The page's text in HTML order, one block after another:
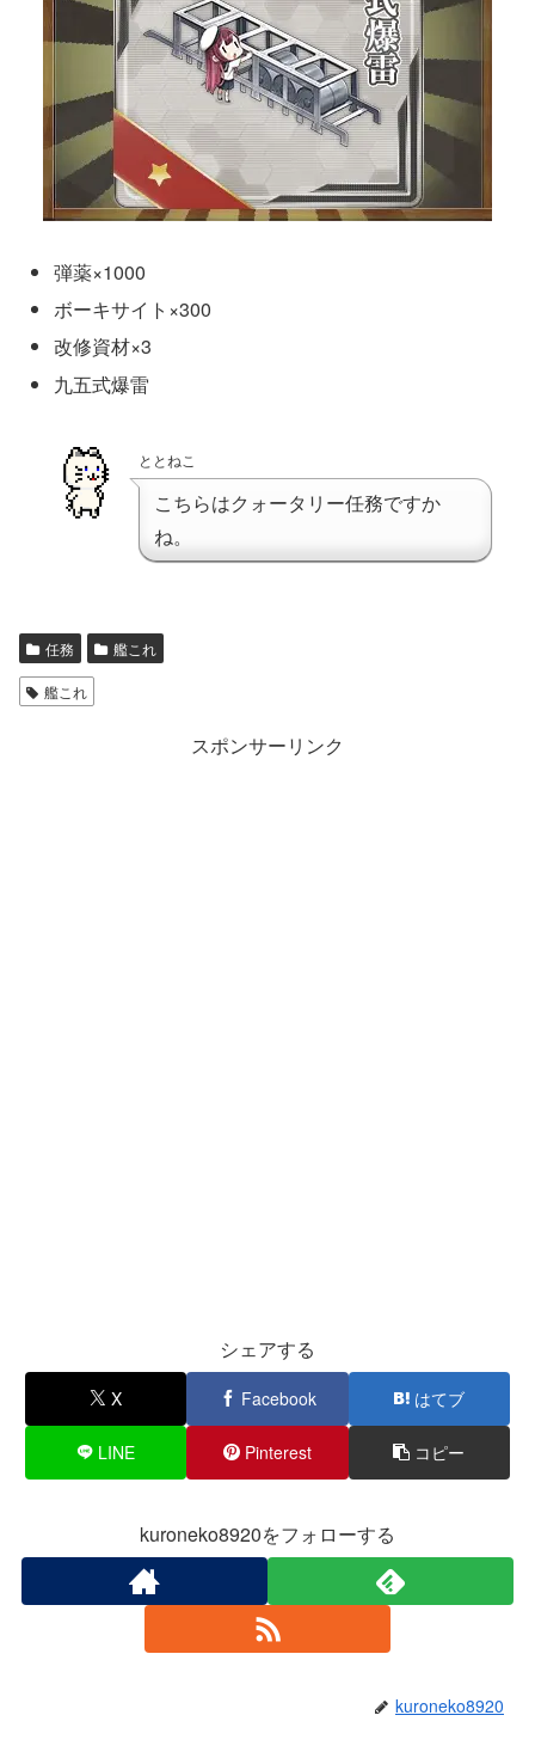
弾薬×1000
ボーキサイト×300
改修資材×3
九五式爆雷
ととねこ
こちらはクォータリー任務ですか
ね。
任務 艦これ
艦これ
スポンサーリンク
シェアする
X Facebook はてブ
LINE Pinterest コピー
kuroneko8920をフォローする
kuroneko8920